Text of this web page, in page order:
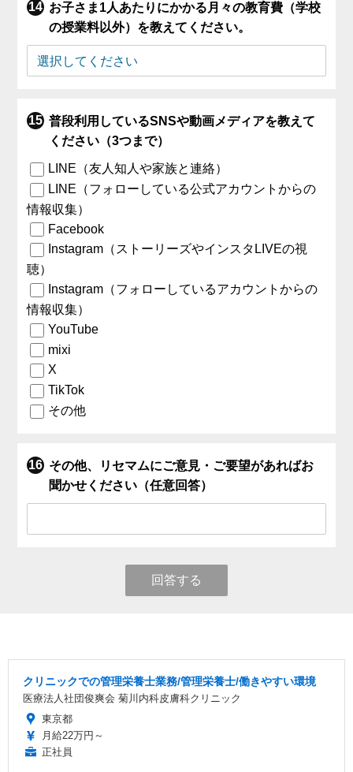
お子さま1人あたりにかかる月々の教育費（学校
の授業料以外）を教えてください。
普段利用しているSNSや動画メディアを教えて
ください（3つまで）
LINE（友人知人や家族と連絡）
LINE（フォローしている公式アカウントからの
情報収集）
Facebook
Instagram（ストーリーズやインスタLIVEの視
聴）
Instagram（フォローしているアカウントからの
情報収集）
YouTube
mixi
X
TikTok
その他
その他、リセマムにご意見・ご要望があればお
聞かせください（任意回答）
回答する
クリニックでの管理栄養士業務/管理栄養士/働きやすい環境
医療法人社団俊爽会 菊川内科皮膚科クリニック
東京都
月給22万円～
正社員